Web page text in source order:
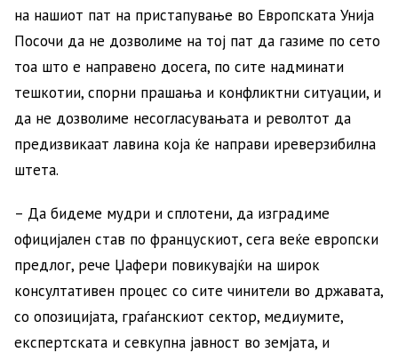
на нашиот пат на пристапување во Европската Унија
Посочи да не дозволиме на тој пат да газиме по сето
тоа што е направено досега, по сите надминати
тешкотии, спорни прашања и конфликтни ситуации, и
да не дозволиме несогласувањата и револтот да
предизвикаат лавина која ќе направи иреверзибилна
штета.
– Да бидеме мудри и сплотени, да изградиме
официјален став по францускиот, сега веќе европски
предлог, рече Џафери повикувајќи на широк
консултативен процес со сите чинители во државата,
со опозицијата, граѓанскиот сектор, медиумите,
експертската и севкупна јавност во земјата, и